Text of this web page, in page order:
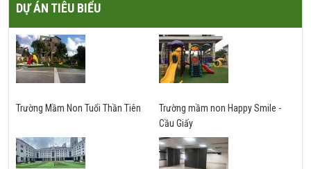
DỰ ÁN TIÊU BIỂU
Trường Mầm Non Tuổi Thần Tiên
Trường mầm non Happy Smile -
Cầu Giấy